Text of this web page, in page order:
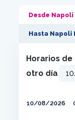
Desde
Hasta Napoli
Horarios de
otro día
10/08/2026